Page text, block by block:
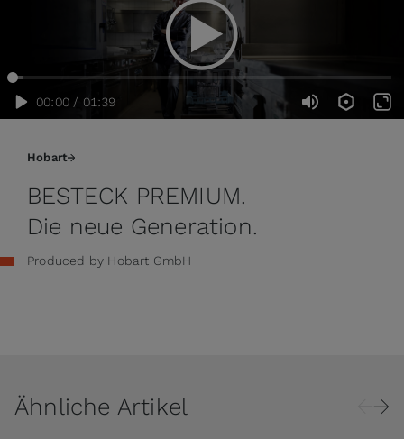
Hobart
BESTECK PREMIUM.
Die neue Generation.
Produced by Hobart GmbH
00:00 / 01:39
Ähnliche Artikel